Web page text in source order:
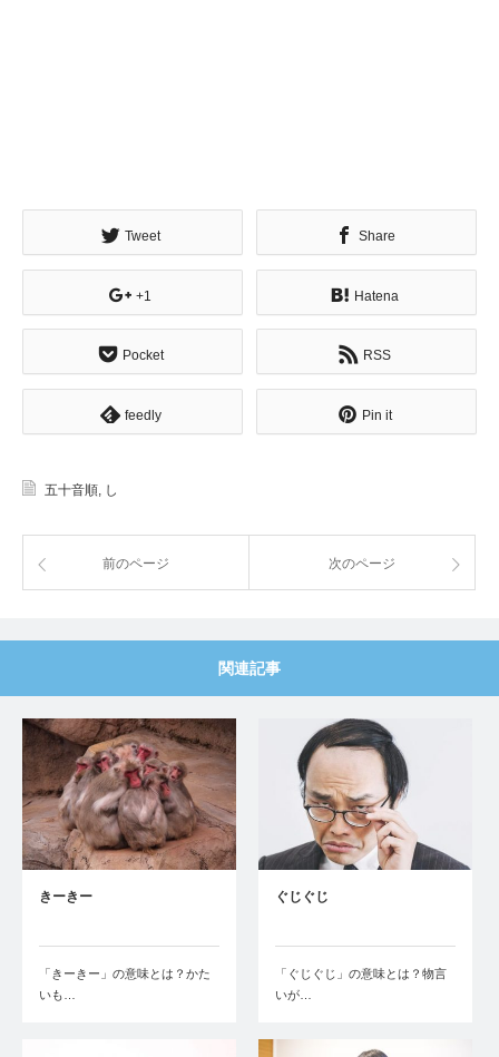
Tweet Share
+1 Hatena
Pocket RSS
feedly Pin it
五十音順 し
前のページ 次のページ
関連記事
きーきー
「きーきー」の意味とは？かた
いも…
ぐじぐじ
「ぐじぐじ」の意味とは？物言
いが…